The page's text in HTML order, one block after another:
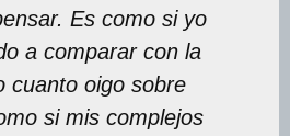
Es como si yo
a comparar con la
cuanto oigo sobre
si mis complejos